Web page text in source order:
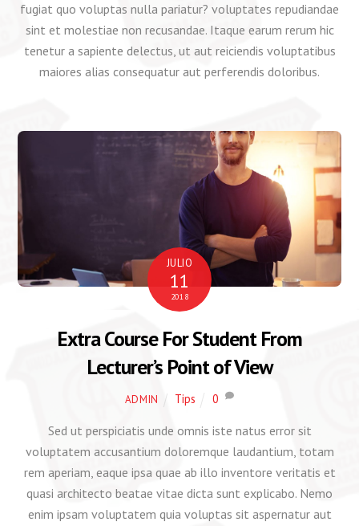
fugiat quo voluptas nulla pariatur? voluptates repudiandae
sint et molestiae non recusandae. Itaque earum rerum hic
tenetur a sapiente delectus, ut aut reiciendis voluptatibus
maiores alias consequatur aut perferendis doloribus.
JULIO
11
2018
Extra Course For Student From
Lecturer’s Point of View
ADMIN Tips 0
Sed ut perspiciatis unde omnis iste natus error sit
voluptatem accusantium doloremque laudantium, totam
rem aperiam, eaque ipsa quae ab illo inventore veritatis et
quasi architecto beatae vitae dicta sunt explicabo. Nemo
enim ipsam voluptatem quia voluptas sit aspernatur aut